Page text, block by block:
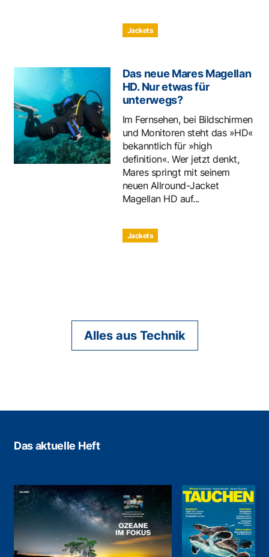
Jackets
Das neue Mares Magellan
HD. Nur etwas für
unterwegs?
Im Fernsehen, bei Bildschirmen
und Monitoren steht das »HD«
bekanntlich für »high
definition«. Wer jetzt denkt,
Mares springt mit seinem
neuen Allround-Jacket
Magellan HD auf...
Jackets
Alles aus Technik
Das aktuelle Heft